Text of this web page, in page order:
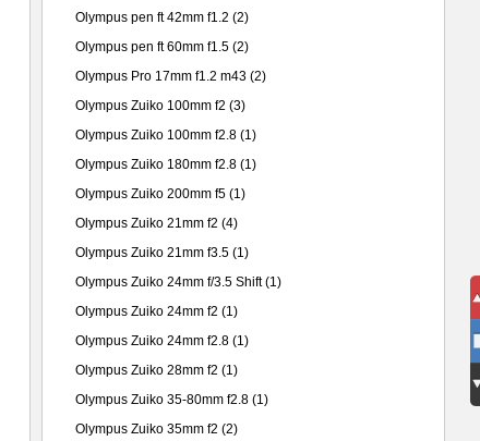
Olympus pen ft 42mm f1.2 (2)
Olympus pen ft 60mm f1.5 (2)
Olympus Pro 17mm f1.2 m43 (2)
Olympus Zuiko 100mm f2 (3)
Olympus Zuiko 100mm f2.8 (1)
Olympus Zuiko 180mm f2.8 (1)
Olympus Zuiko 200mm f5 (1)
Olympus Zuiko 21mm f2 (4)
Olympus Zuiko 21mm f3.5 (1)
Olympus Zuiko 24mm f/3.5 Shift(1)
Olympus Zuiko 24mm f2 (1)
Olympus Zuiko 24mm f2.8 (1)
Olympus Zuiko 28mm f2 (1)
Olympus Zuiko 35-80mm f2.8 (1)
Olympus Zuiko 35mm f2 (2)